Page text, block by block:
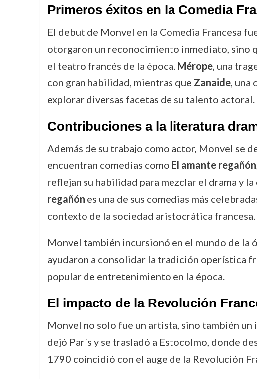
Primeros éxitos en la Comedia
El debut de Monvel en la Comedia Francesa
otorgaron un reconocimiento inmediato, sino
el teatro francés de la época. Mérope, una
con gran habilidad, mientras que Zanaide, una
explorar diversas facetas de su talento actoral.
Contribuciones a la literatura
Además de su trabajo como actor, Monvel se
encuentran comedias como El amante regañón,
reflejan su habilidad para mezclar el drama y
regañón es una de sus comedias más
contexto de la sociedad aristocrática francesa.
Monvel también incursionó en el mundo de la
ayudaron a consolidar la tradición operística
popular de entretenimiento en la época.
El impacto de la Revolución
Monvel no solo fue un artista, sino también
dejó París y se trasladó a Estocolmo, donde
1790 coincidió con el auge de la Revolución